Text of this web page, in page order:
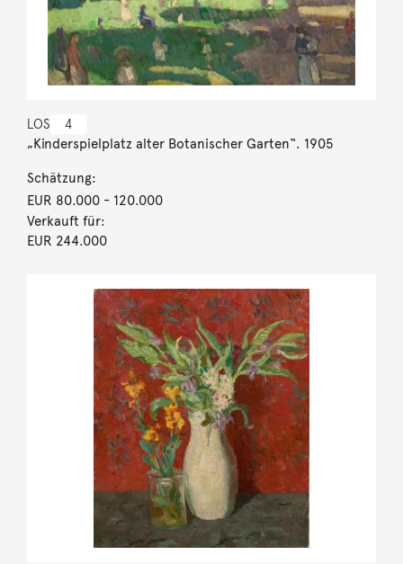
LOS 4
„Kinderspielplatz alter Botanischer Garten“. 1905
Schätzung:
EUR 80.000- 120.000
Verkauft für:
EUR 244.000